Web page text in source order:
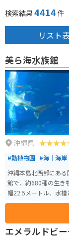
検索結果 4414 件
リスト
美ら海水族館
沖縄県
#動植物園 #海｜海岸
沖縄本島北西部にあ
館で、約680種の生き
幅22.5メートル、水
ガラスで出来ています。 沖縄周辺の海、水面から水深700mまでを
光、水質、透明度な
晴らしさと重要性を
飼育展示されている
エメラルドビ